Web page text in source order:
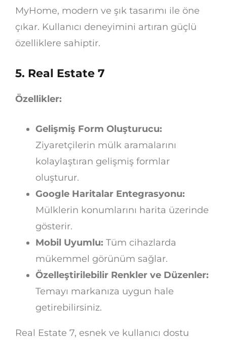
MyHome, modern ve şık tasarımı ile öne
çıkar. Kullanıcı deneyimini artıran güçlü
özelliklere sahiptir.
5. Real Estate 7
Özellikler:
Gelişmiş Form Oluşturucu:
Ziyaretçilerin mülk aramalarını
kolaylaştıran gelişmiş formlar
oluşturur.
Google Haritalar Entegrasyonu:
Mülklerin konumlarını harita üzerinde
gösterir.
Mobil Uyumlu: Tüm cihazlarda
mükemmel görünüm sağlar.
Özelleştirilebilir Renkler ve Düzenler:
Temayı markanıza uygun hale
getirebilirsiniz.
Real Estate 7, esnek ve kullanıcı dostu